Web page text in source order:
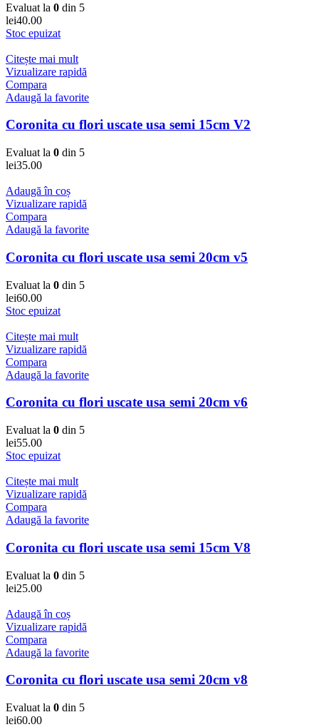
Evaluat la 0 din 5
lei40.00
Stoc epuizat
Citește mai mult
Vizualizare rapidă
Compara
Adaugă la favorite
Coronita cu flori uscate usa semi 15cm V2
Evaluat la 0 din 5
lei35.00
Adaugă în coș
Vizualizare rapidă
Compara
Adaugă la favorite
Coronita cu flori uscate usa semi 20cm v5
Evaluat la 0 din 5
lei60.00
Stoc epuizat
Citește mai mult
Vizualizare rapidă
Compara
Adaugă la favorite
Coronita cu flori uscate usa semi 20cm v6
Evaluat la 0 din 5
lei55.00
Stoc epuizat
Citește mai mult
Vizualizare rapidă
Compara
Adaugă la favorite
Coronita cu flori uscate usa semi 15cm V8
Evaluat la 0 din 5
lei25.00
Adaugă în coș
Vizualizare rapidă
Compara
Adaugă la favorite
Coronita cu flori uscate usa semi 20cm v8
Evaluat la 0 din 5
lei60.00